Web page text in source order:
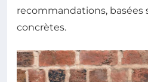
recommandations, basées
concrètes.